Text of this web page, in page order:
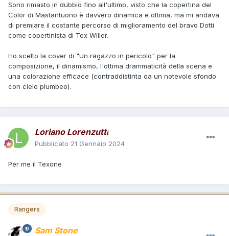
Sono rimasto in dubbio fino all'ultimo, visto che la copertina del
Color di Mastantuono è davvero dinamica e ottima, ma mi andava
di premiare il costante percorso di miglioramento del bravo Dotti
come copertinista di Tex Willer.
Ho scelto la cover di "Un ragazzo in pericolo" per la
composizione, il dinamismo, l'ottima drammaticità della scena e
una colorazione efficace (contraddistinta da un notevole sfondo
con cielo plumbeo).
Loriano Lorenzutti
Pubblicato 21 Gennaio 2024
Per me il Texone
Rangers
Sam Stone